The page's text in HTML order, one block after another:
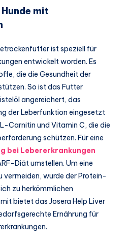
mit
ist speziell für
entwickelt worden. Es
die die Gesundheit der
So ist das Futter
angereichert, das
der Leberfunktion eingesetzt
Carnitin und Vitamin C, die die
schützen. Für eine
bei Lebererkrankungen
Diät umstellen. Um eine
vermeiden, wurde der Protein-
zu herkömmlichen
bietet das Josera Help Liver
Ernährung für